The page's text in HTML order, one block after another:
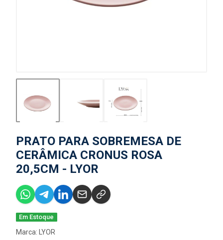
PRATO PARA SOBREMESA DE
CERÂMICA CRONUS ROSA
20,5CM - LYOR
Em Estoque
Marca: LYOR